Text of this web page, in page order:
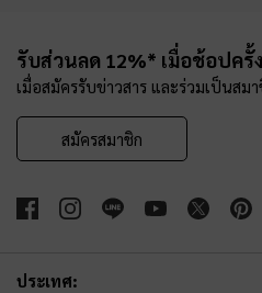
รับส่วนลด 12%* เมื่อช้อปครั้
เมื่อสมัครรับข่าวสาร และร่วมเป็นสมา
สมัครสมาชิก
ประเทศ: